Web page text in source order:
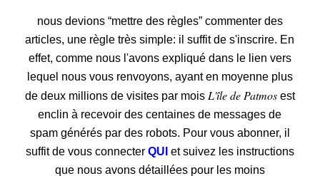
nous devions “mettre des règles” commenter des
articles, une règle très simple: il suffit de s'inscrire. En
effet, comme nous l'avons expliqué dans le lien vers
lequel nous vous renvoyons, ayant en moyenne plus
de deux millions de visites par mois L'île de Patmos est
enclin à recevoir des centaines de messages de
spam générés par des robots. Pour vous abonner, il
suffit de vous connecter QUI et suivez les instructions
que nous avons détaillées pour les moins